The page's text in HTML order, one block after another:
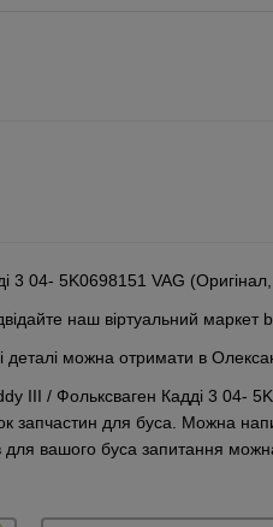
3 04- 5K0698151 VAG
наш віртуальний маркет
можна отримати в
III / Фольксваген Кадді 3 04-
запчастин для буса. Можна
для вашого буса запитання